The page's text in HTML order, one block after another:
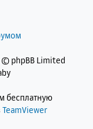
© phpBB Limited
бесплатную
TeamViewer